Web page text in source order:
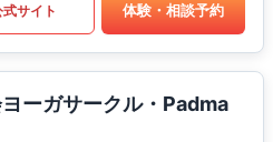
式サイト 体験・相談予約
ーガサークル・Padma